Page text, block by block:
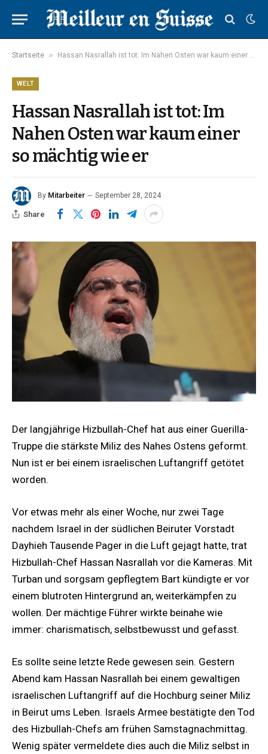
Startseite » Hassan Nasrallah ist tot: Im Nahen Osten war kaum einer so mächtig wie er
WELT
Hassan Nasrallah ist tot: Im
Nahen Osten war kaum einer
so mächtig wie er
By Mitarbeiter September 28, 2024
Share
Der langjährige Hizbullah-Chef hat aus einer Guerilla-
Truppe die stärkste Miliz des Nahes Ostens geformt.
Nun ist er bei einem israelischen Luftangriff getötet
worden.
Vor etwas mehr als einer Woche, nur zwei Tage
nachdem Israel in der südlichen Beiruter Vorstadt
Dayhieh Tausende Pager in die Luft gejagt hatte, trat
Hizbullah-Chef Hassan Nasrallah vor die Kameras. Mit
Turban und sorgsam gepflegtem Bart kündigte er vor
einem blutroten Hintergrund an, weiterkämpfen zu
wollen. Der mächtige Führer wirkte beinahe wie
immer: charismatisch, selbstbewusst und gefasst.
Es sollte seine letzte Rede gewesen sein. Gestern
Abend kam Hassan Nasrallah bei einem gewaltigen
israelischen Luftangriff auf die Hochburg seiner Miliz
in Beirut ums Leben. Israels Armee bestätigte den Tod
des Hizbullah-Chefs am frühen Samstagnachmittag.
Wenig später vermeldete dies auch die Miliz selbst in